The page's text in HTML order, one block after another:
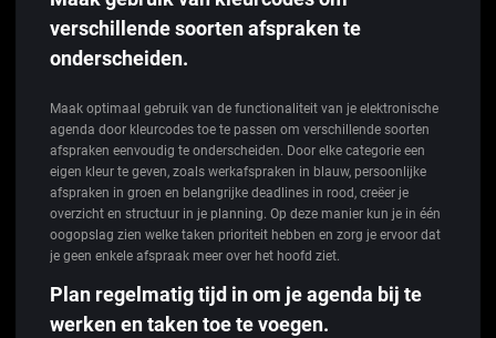
verschillende soorten afspraken te
onderscheiden.
Maak optimaal gebruik van de functionaliteit van je elektronische
agenda door kleurcodes toe te passen om verschillende soorten
afspraken eenvoudig te onderscheiden. Door elke categorie een
eigen kleur te geven, zoals werkafspraken in blauw, persoonlijke
afspraken in groen en belangrijke deadlines in rood, creëer je
overzicht en structuur in je planning. Op deze manier kun je in één
oogopslag zien welke taken prioriteit hebben en zorg je ervoor dat
je geen enkele afspraak meer over het hoofd ziet.
Plan regelmatig tijd in om je agenda bij te
werken en taken toe te voegen.